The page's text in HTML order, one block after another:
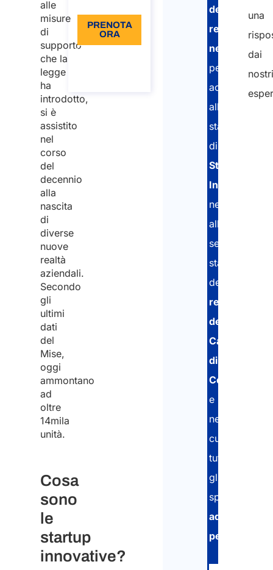
alle
misure
di
supporto
che la
legge
ha
introdotto,
si è
assistito
nel
corso
del
decennio
alla
nascita
di
diverse
nuove
realtà
aziendali.
Secondo
gli
ultimi
dati
del
Mise,
oggi
ammontano
ad
oltre
14mila
unità.
Cosa
sono
le
startup
innovative?
PRENOTA
ORA
dei
requisiti
necessari
per
accedere
allo
status
di
Startup
Innovativa
nell’
alla
sezione
startup
del
registro
della
Camera
di
Commercio
e
nel
curare
tutti
gli
specifici
adempimenti
periodici
una
dai
nostri